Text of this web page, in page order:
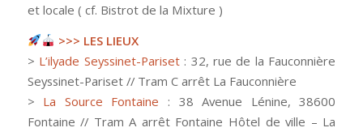
et locale ( cf. Bistrot de la Mixture )
>>> LES LIEUX
> L’ilyade Seyssinet-Pariset: 32, rue de la Fauconnière
Seyssinet-Pariset // Tram C arrêt La Fauconnière
> La Source Fontaine : 38 Avenue Lénine, 38600
Fontaine // Tram A arrêt Fontaine Hôtel de ville – La